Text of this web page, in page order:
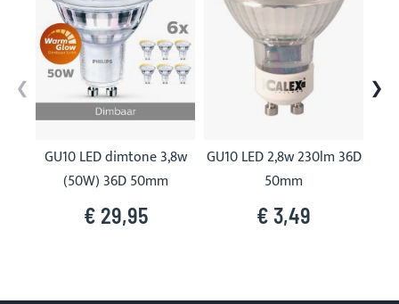
GU10 LED dimtone 3,8w
(50W) 36D 50mm
€ 29,95
GU10 LED 2,8w 230lm 36D
50mm
€ 3,49